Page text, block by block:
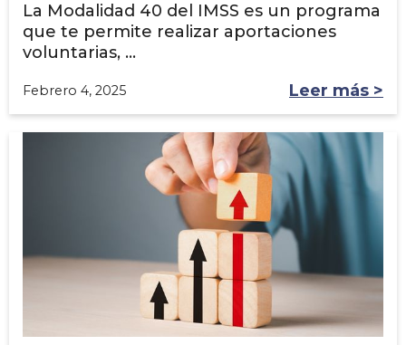
La Modalidad 40 del IMSS es un programa
que te permite realizar aportaciones
voluntarias, ...
Febrero 4, 2025 Leer más >